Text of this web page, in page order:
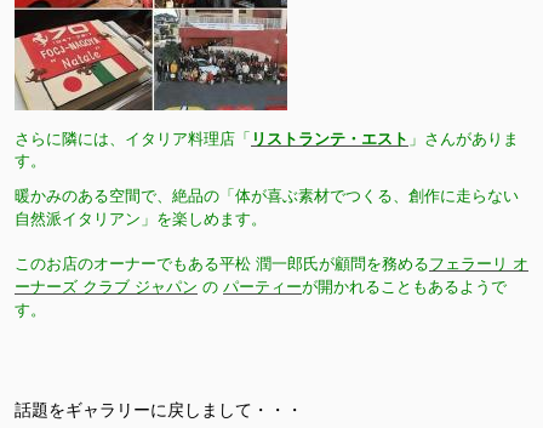
さらに隣には、イタリア料理店「 リストランテ・エスト 」さんがありま
す。
暖かみのある空間で、絶品の「体が喜ぶ素材でつくる、創作に走らない
自然派イタリアン」を楽しめます。
このお店のオーナーでもある平松 潤一郎氏が顧問を務めるフェラーリ オ
ーナーズ クラブ ジャパン の パーティーが開かれることもあるようで
す。
話題をギャラリーに戻しまして・・・